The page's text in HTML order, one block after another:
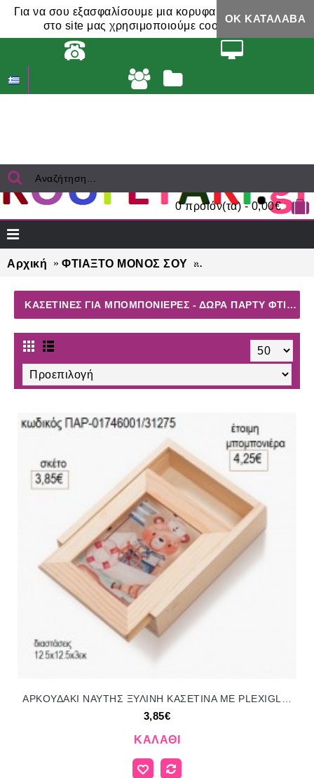
Για να σου εξασφαλίσουμε μια κορυφαία εμπειρία,
στο site μας χρησιμοποιούμε cookies.
ΟΚ ΚΑΤΆΛΑΒΑ
0 προϊόν(τα) - 0,00€
Αρχική ΦΤΙΑΞΤΟ ΜΟΝΟΣ ΣΟΥ
ΚΑΣΕΤΙΝΕΣ ΓΙΑ ΜΠΟΜΠΟΝΙΈΡΕΣ - ΔΏΡΑ ΠΆΡΤΥ ΦΤΙΆΞΤΟ ΜΌΝΟΣ ΣΟΥ
3,85€
ΚΑΛΆΘΙ